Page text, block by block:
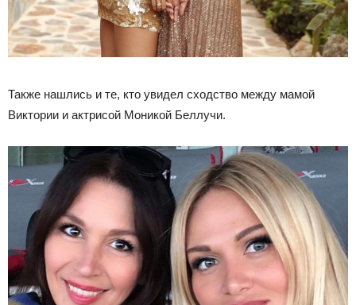
Также нашлись и те, кто увидел сходство между мамой
Виктории и актрисой Моникой Беллучи.